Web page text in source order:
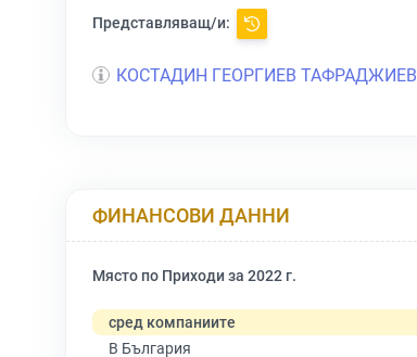
Представляващ/и:
КОСТАДИН ГЕОРГИЕВ ТАФРАДЖИЕВ
ФИНАНСОВИ ДАННИ
Място по Приходи за 2022 г.
сред компаниите
В България